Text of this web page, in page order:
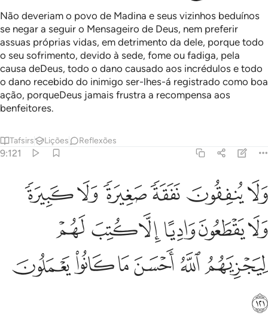
Não deveriam o povo de Madina e seus vizinhos beduínos
se negar a seguir o Mensageiro de Deus, nem preferir
assuas próprias vidas, em detrimento da dele, porque todo
o seu sofrimento, devido à sede, fome ou fadiga, pela
causa deDeus, todo o dano causado aos incrédulos e todo
o dano recebido do inimigo ser-lhes-á registrado como boa
ação, porqueDeus jamais frustra a recompensa aos
benfeitores.
Tafsirs Lições Reflexões
9:121
ولا ينفقون نفقة صغيرة ولا كبيرة ولا يقطعون واديا الا كتب لهم ليجزيهم
وَلَا يُنفِقُونَ نَفَقَةًۭ صَغِيرَةًۭ وَلَا كَبِيرَةًۭ وَلَا يَقْطَعُونَ وَادِيًا إِلَّا كُتِبَ لَهُمْ
ﲢﲣﲤﲥﲦﲧ
ﲨﲩﲪﲫﲬ ﲭ
ﲮﲯ ﲰﲱﲲﲳ
ﲴ